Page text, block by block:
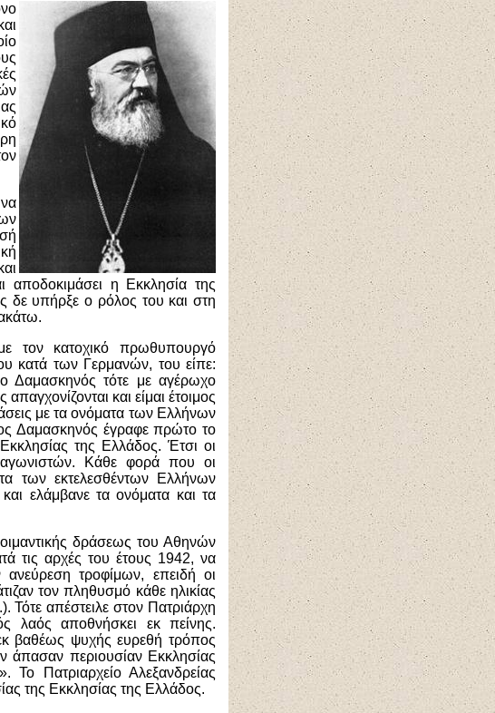
αποδοκιμάσει η Εκκλησία της
δε υπήρξε ο ρόλος του και στη
τον κατοχικό πρωθυπουργό
κατά των Γερμανών, του είπε:
Δαμασκηνός τότε με αγέρωχο
και είμαι έτοιμος
με τα ονόματα των Ελλήνων
Δαμασκηνός έγραφε πρώτο το
της Ελλάδος. Έτσι οι
αγωνιστών. Κάθε φορά που οι
των εκτελεσθέντων Ελλήνων
ελάμβανε τα ονόματα και τα
δράσεως του Αθηνών
τις αρχές του έτους 1942, να
τροφίμων, επειδή οι
τον πληθυσμό κάθε ηλικίας
Τότε απέστειλε στον Πατριάρχη
λαός αποθνήσκει εκ πείνης.
εκ βαθέως ψυχής ευρεθή τρόπος
άπασαν περιουσίαν Εκκλησίας
Πατριαρχείο Αλεξανδρείας
της Εκκλησίας της Ελλάδος.